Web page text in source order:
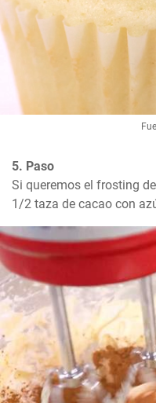
5. Paso
Si queremos el frosting
1/2 taza de cacao con